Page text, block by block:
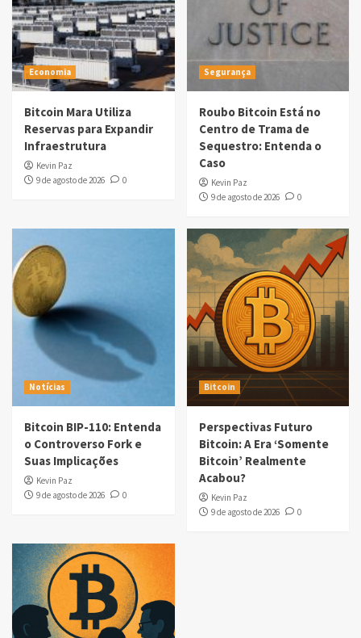
Economia
Bitcoin Mara Utiliza
Reservas para Expandir
Infraestrutura
Kevin Paz
9 de agosto de 2026
0
Segurança
Roubo Bitcoin Está no
Centro de Trama de
Sequestro: Entenda o
Caso
Kevin Paz
9 de agosto de 2026
0
Notícias
Bitcoin BIP-110: Entenda
o Controverso Fork e
Suas Implicações
Kevin Paz
9 de agosto de 2026
0
Bitcoin
Perspectivas Futuro
Bitcoin: A Era ‘Somente
Bitcoin’ Realmente
Acabou?
Kevin Paz
9 de agosto de 2026
0